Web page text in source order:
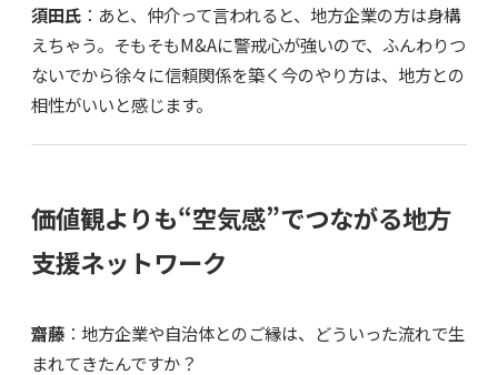
須田氏 ：あと、仲介って言われると、地方企業の方は身構
えちゃう。そもそもM&Aに警戒心が強いので、ふんわりつ
ないでから徐々に信頼関係を築く今のやり方は、地方との
相性がいいと感じます。
価値観よりも“空気感”でつながる地方
支援ネットワーク
齋藤 ：地方企業や自治体とのご縁は、どういった流れで生
まれてきたんですか？